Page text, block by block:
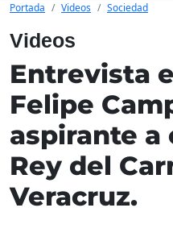
Portada Videos Sociedad
Videos
Entrevista
Felipe
aspirante a
Rey del
Veracruz.